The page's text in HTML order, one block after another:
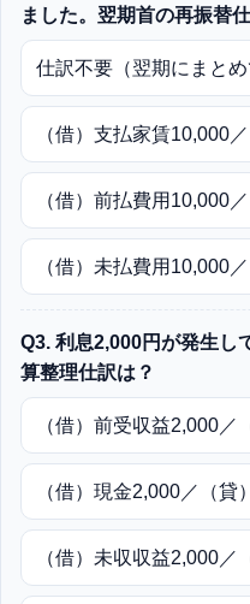
ました。翌期首の再振替
仕訳不要（翌期にまとめ
（借）支払家賃10,000
（借）前払費用10,000
（借）未払費用10,000
Q3. 利息2,000円が発生し
算整理仕訳は？
（借）前受収益2,000
（借）現金2,000／（貸
（借）未収収益2,000